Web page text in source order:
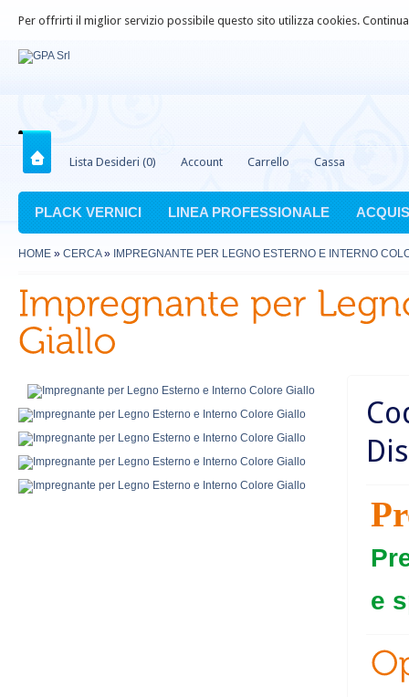
Per offrirti il miglior servizio possibile questo sito utilizza cookies.
Lista Desideri (0) Account Carrello Cassa
PLACK VERNICI LINEA PROFESSIONALE
HOME » CERCA» IMPREGNANTE PER LEGNO ESTERNO E INTERNO
e